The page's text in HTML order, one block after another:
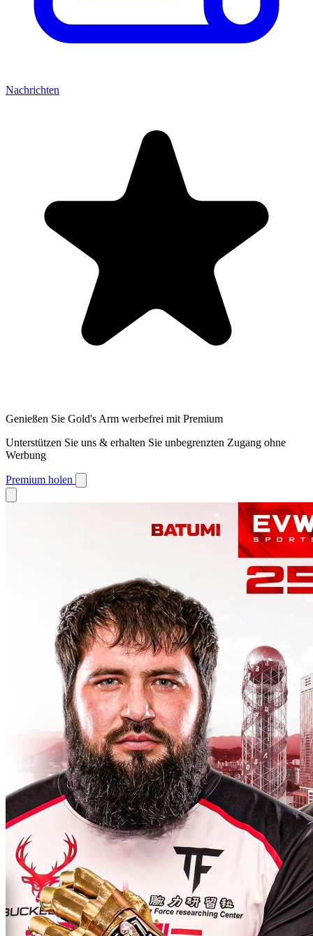
Nachrichten
Genießen Sie Gold's Arm werbefrei mit Premium
Unterstützen Sie uns & erhalten Sie unbegrenzten Zugang ohne
Werbung
Premium holen